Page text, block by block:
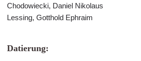
Chodowiecki, Daniel Nikolaus
Lessing, Gotthold Ephraim
Datierung: